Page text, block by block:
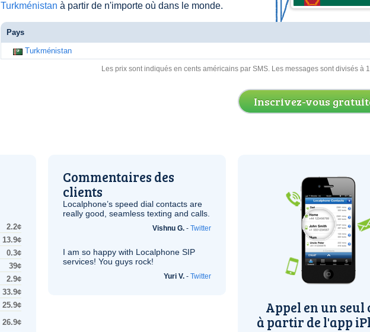
Turkménistan à partir de n'importe où dans le monde.
Pays
Turkménistan
Les prix sont indiqués en cents américains par SMS. Les messages sont divisés à
Inscrivez-vous
2.2¢
13.9¢
0.3¢
39¢
2.9¢
33.9¢
25.9¢
26.9¢
Commentaires des
clients
Localphone’s speed dial contacts are
really good, seamless texting and calls.
Vishnu G. - Twitter
I am so happy with Localphone SIP
services! You guys rock!
Yuri V. - Twitter
Appel en un seul
à partir de l'app